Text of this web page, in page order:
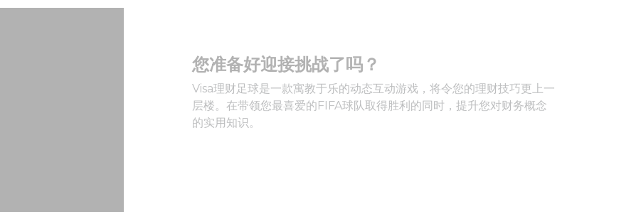
您准备好迎接挑战了吗？
Visa理财足球是一款寓教于乐的动态互动游戏，将令您的理财技巧更上一
层楼。在带领您最喜爱的FIFA球队取得胜利的同时，提升您对财务概念
的实用知识。